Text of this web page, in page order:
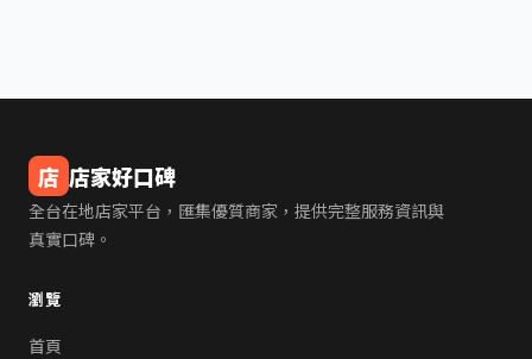
店 店家好口碑
全台在地店家平台，匯集優質商家，提供完整服務資訊與
真實口碑。
瀏覽
首頁